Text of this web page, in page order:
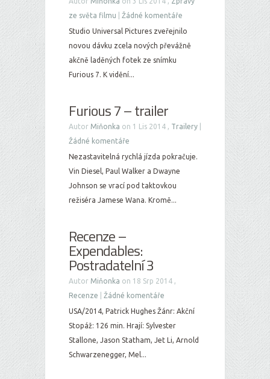
ze světa filmu
Žádné komentáře
Studio Universal Pictures zveřejnilo
novou dávku zcela nových převážně
akčně laděných fotek ze snímku
Furious 7. K vidění...
Furious 7 – trailer
Autor Miňonka on 1 Lis 2014 , Trailery
Žádné komentáře
Nezastavitelná rychlá jízda pokračuje.
Vin Diesel, Paul Walker a Dwayne
Johnson se vrací pod taktovkou
režiséra Jamese Wana. Kromě...
Recenze –
Expendables:
Postradatelní 3
Autor Miňonka on 18 Srp 2014 ,
Recenze
Žádné komentáře
USA/2014, Patrick Hughes Žánr: Akční
Stopáž: 126 min. Hrají: Sylvester
Stallone, Jason Statham, Jet Li, Arnold
Schwarzenegger, Mel...